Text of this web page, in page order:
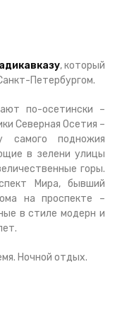
, который
Петербургом.
по-осетински –
Северная Осетия –
самого подножия
в зелени улицы
горы.
Мира, бывший
на проспекте –
в стиле модерн и
Ночной отдых.